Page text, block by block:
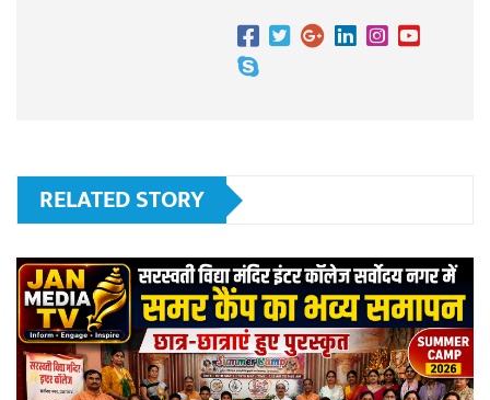
RELATED STORY